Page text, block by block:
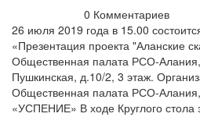
0 Комментариев
26 июля 2019 года в 15.00
«Презентация проекта "Аланские
Общественная палата РСО-Алания,
Пушкинская, д.10/2, 3 этаж.
Общественная палата РСО-
«УСПЕНИЕ» В ходе Круглого стола